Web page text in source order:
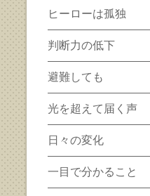
ヒーローは孤独
判断力の低下
避難しても
光を超えて届く声
日々の変化
一目で分かること